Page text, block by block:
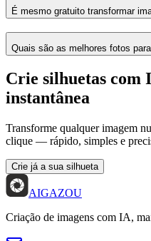
É mesmo gratuito transformar
Quais são as melhores fotos
Crie silhuetas com
instantânea
Transforme qualquer imagem
clique — rápido, simples e
Crie já a sua silhueta
AIGAZOU
Criação de imagens com IA,